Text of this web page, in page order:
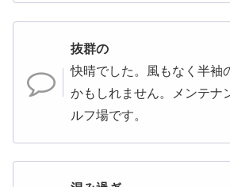
抜群の
快晴でした。風もなく半袖
かもしれません。メンテナ
ルフ場です。